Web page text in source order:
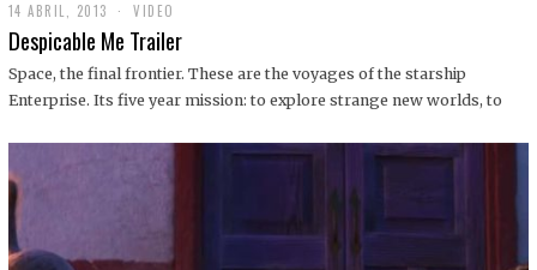
14 ABRIL, 2013
9
D
C
I
1
VIDEO
Despicable Me Trailer
Space, the final frontier. These are the voyages of the starship
Enterprise. Its five year mission: to explore strange new worlds, to